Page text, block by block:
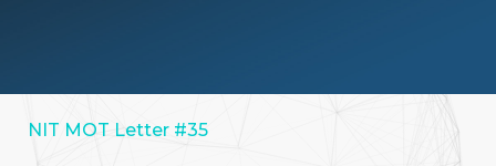
NIT MOT Letter #35